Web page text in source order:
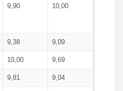
9,90 10,00
9,38 9,09
10,00 9,69
9,81 9,04